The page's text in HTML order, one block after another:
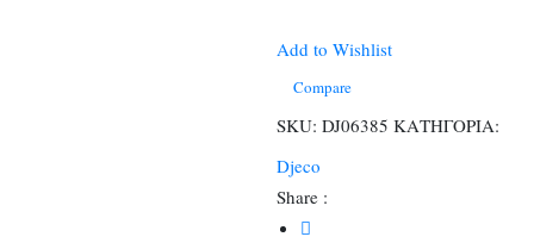
ζωάκια
ποσότητα
Add to Wishlist
Compare
SKU: DJ06385 ΚΑΤΗΓΟΡΙΑ:
Djeco
Share :